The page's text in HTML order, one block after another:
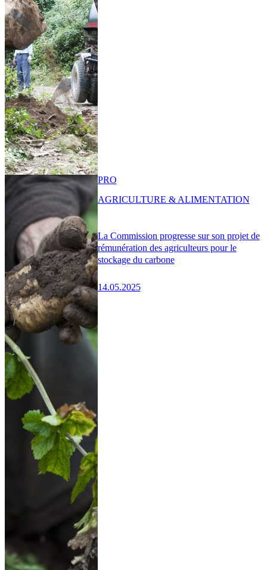
La Commission progresse sur son projet de
rémunération des agriculteurs pour le
stockage du carbone
14.05.2025
PRO
AGRICULTURE & ALIMENTATION